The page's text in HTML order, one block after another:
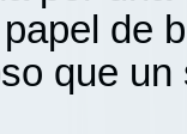
de
que